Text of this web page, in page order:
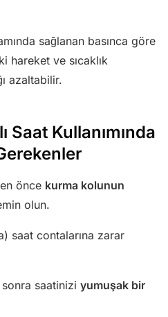
sağlanan basınca göre
hareket ve sıcaklık
azaltabilir.
Saat Kullanımında
önce kurma kolunun
olun.
saat contalarına zarar
saatinizi yumuşak bir